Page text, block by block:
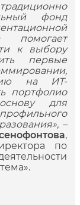
фонд
помогает
к выбору
первые
на ИТ-
портфолио
для
–
,
по